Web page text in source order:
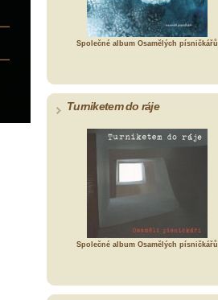
Společné album Osamělých písničkářů
Turniketem do ráje
Společné album Osamělých písničkářů